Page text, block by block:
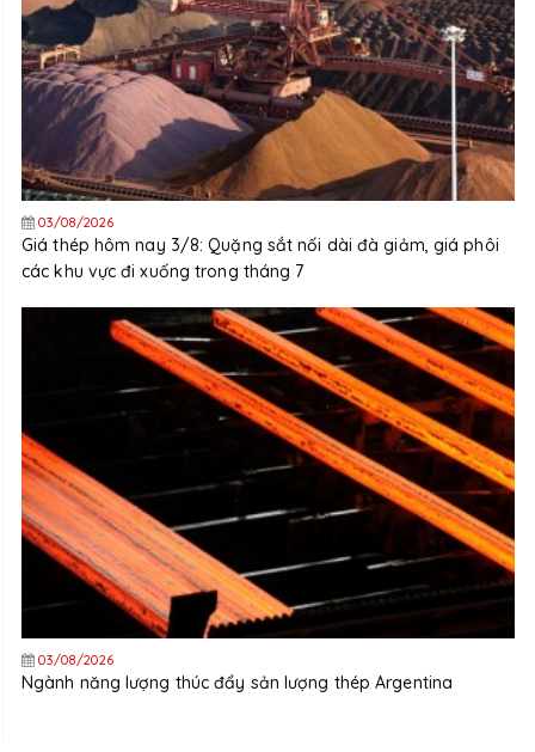
03/08/2026
Giá thép hôm nay 3/8: Quặng sắt nối dài đà giảm, giá phôi
các khu vực đi xuống trong tháng 7
03/08/2026
Ngành năng lượng thúc đẩy sản lượng thép Argentina